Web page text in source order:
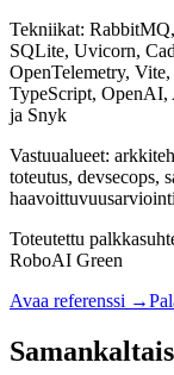
Tekniikat:
SQLite, Uvicorn,
OpenTelemetry,
TypeScript, OpenAI,
ja Snyk
Vastuualueet:
toteutus, devsecops,
Toteutettu
RoboAI Green
Avaa referenssi →